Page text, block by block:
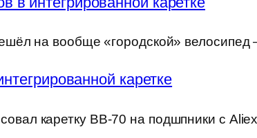
на вообще «городской»
каретке
каретку BB-70 на подшпники с